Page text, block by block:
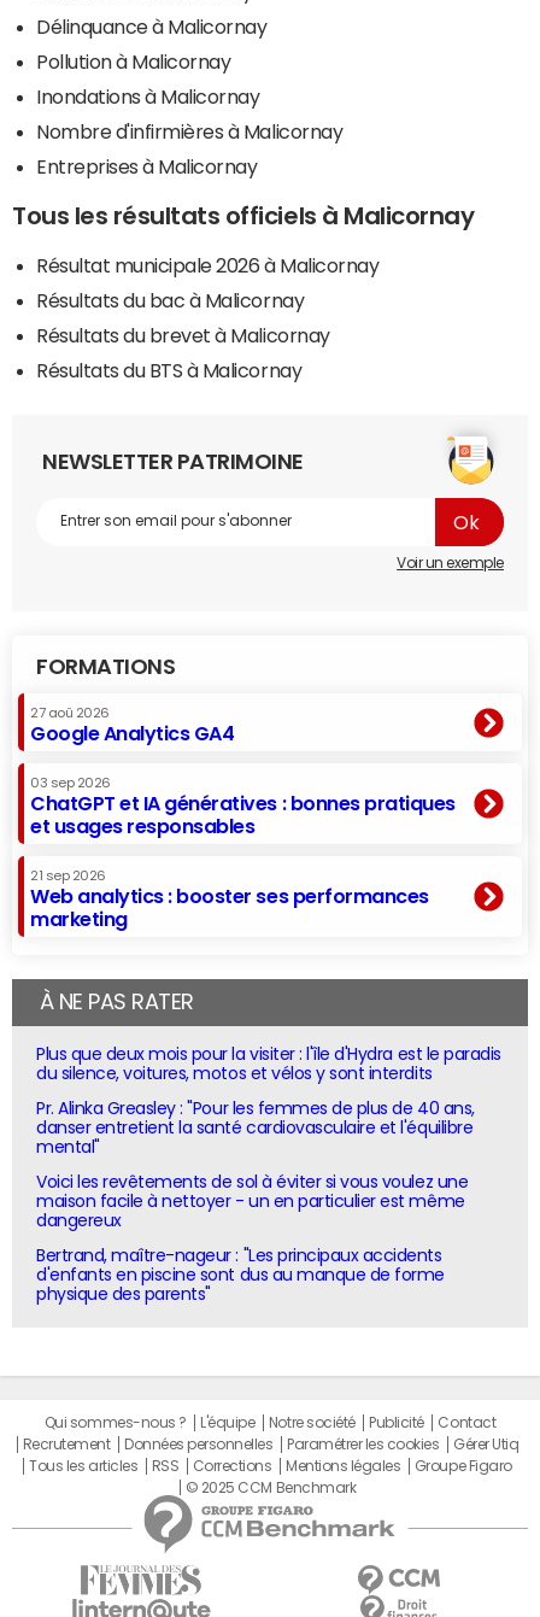
Délinquance à Malicornay
Pollution à Malicornay
Inondations à Malicornay
Nombre d'infirmières à Malicornay
Entreprises à Malicornay
Tous les résultats officiels à Malicornay
Résultat municipale 2026 à Malicornay
Résultats du bac à Malicornay
Résultats du brevet à Malicornay
Résultats du BTS à Malicornay
NEWSLETTER PATRIMOINE
Voir un exemple
FORMATIONS
27 aoû 2026
Google Analytics GA4
03 sep 2026
ChatGPT et IA génératives : bonnes pratiques
et usages responsables
21 sep 2026
Web analytics : booster ses performances
marketing
À NE PAS RATER
Plus que deux mois pour la visiter : l'île d'Hydra est le paradis
du silence, voitures, motos et vélos y sont interdits
Pr. Alinka Greasley : "Pour les femmes de plus de 40 ans,
danser entretient la santé cardiovasculaire et l'équilibre
mental"
Voici les revêtements de sol à éviter si vous voulez une
maison facile à nettoyer - un en particulier est même
dangereux
Bertrand, maître-nageur : "Les principaux accidents
d'enfants en piscine sont dus au manque de forme
physique des parents"
Qui sommes-nous ? L'équipe Notre société Publicité
Contact
Recrutement
Données personnelles Paramétrer les cookies
Gérer Utiq
Tous les articles
RSS Corrections Mentions légales
Groupe Figaro
© 2025 CCM Benchmark